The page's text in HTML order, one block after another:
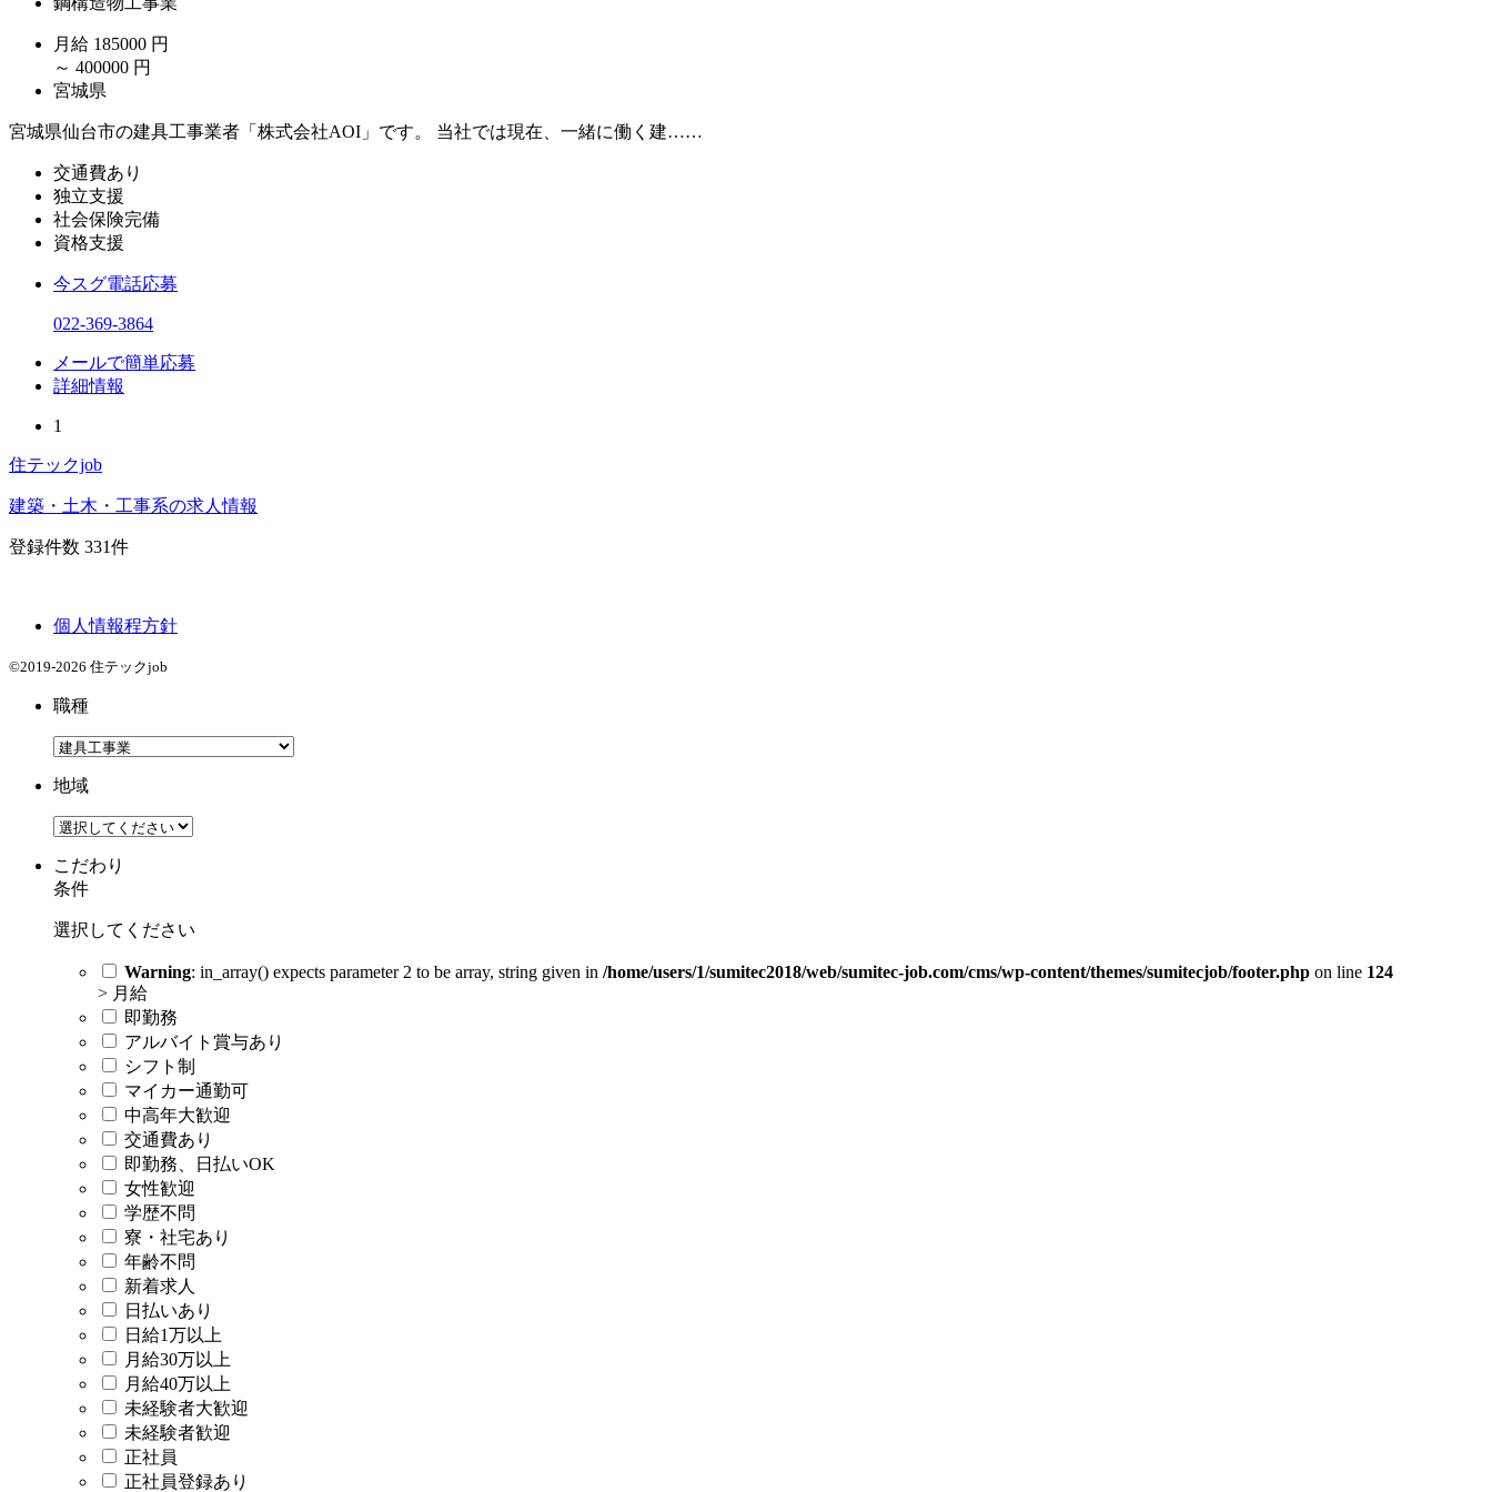
月給 185000 円
～ 400000 円
宮城県
宮城県仙台市の建具工事業者「株式会社AOI」です。 当社では現在、一緒に働く建……
交通費あり
独立支援
社会保険完備
資格支援
今スグ電話応募
022-369-3864
メールで簡単応募
詳細情報
1
住テックjob
建築・土木・工事系の求人情報
登録件数 331件
個人情報程方針
©2019-2026 住テックjob
職種
地域
こだわり
条件
選択してください
Warning: in_array() expects parameter 2 to be array, string given in /home/users/1/sumitec2018/web/sumitec-job.com/cms/wp-content/themes/sumitecjob/footer.php on line 124
> 月給
即勤務
アルバイト賞与あり
シフト制
マイカー通勤可
中高年大歓迎
交通費あり
即勤務、日払いOK
女性歓迎
学歴不問
寮・社宅あり
年齢不問
新着求人
日払いあり
日給1万以上
月給30万以上
月給40万以上
未経験者大歓迎
未経験者歓迎
正社員
正社員登録あり